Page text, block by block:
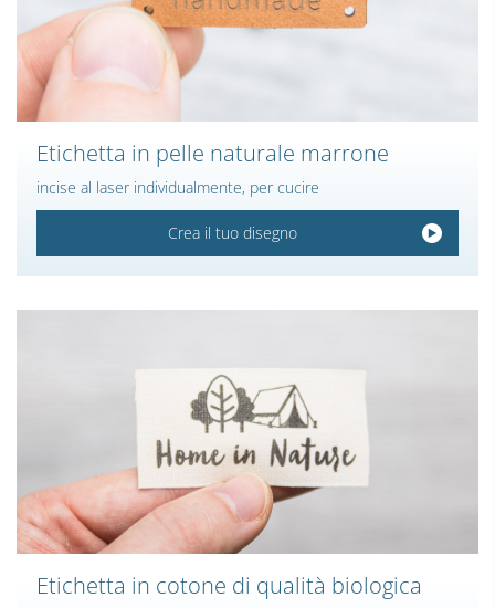
Etichetta in pelle naturale marrone
incise al laser individualmente, per cucire
Crea il tuo disegno
Etichetta in cotone di qualità biologica